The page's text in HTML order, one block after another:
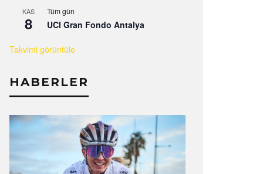
KAS
8
Tüm gün
UCI Gran Fondo Antalya
Takvimi görüntüle
HABERLER